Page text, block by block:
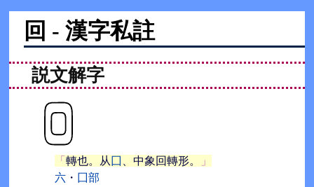
回 - 漢字私註
説文解字
轉也。从 囗
、中象回轉形。
六・ 囗部